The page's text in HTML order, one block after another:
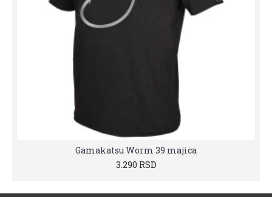
Gamakatsu Worm 39 majica
3.290 RSD